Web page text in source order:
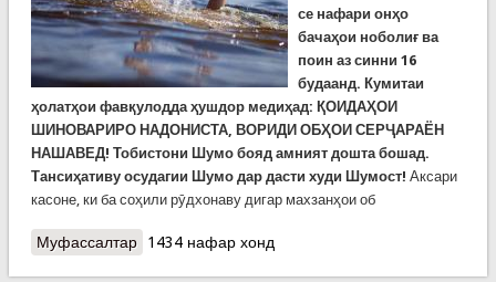
се нафари онҳо
бачаҳои ноболиғ ва
поин аз синни 16
будаанд. Кумитаи
ҳолатҳои фавқулодда ҳушдор медиҳад: ҚОИДАҲОИ
ШИНОВАРИРО НАДОНИСТА, ВОРИДИ ОБҲОИ СЕРҶАРАЁН
НАШАВЕД! Тобистони Шумо бояд амният дошта бошад.
Тансиҳативу осудагии Шумо дар дасти худи Шумост! Аксари
касоне, ки ба соҳили рӯдхонаву дигар махзанҳои об
Муфассалтаро Фоҷеаи рӯз: Ҳалокати 5 нафар дар об
1434 нафар хонд